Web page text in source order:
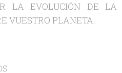
LA EVOLUCIÓN DE LA
VUESTRO PLANETA.